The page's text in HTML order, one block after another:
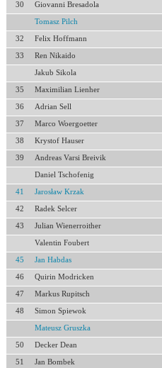
30 Giovanni Bresadola
Tomasz Pilch
32 Felix Hoffmann
33 Ren Nikaido
Jakub Sikola
35 Maximilian Lienher
36 Adrian Sell
37 Marco Woergoetter
38 Krystof Hauser
39 Andreas Varsi Breivik
Daniel Tschofenig
41 Jarosław Krzak
42 Radek Selcer
43 Julian Wienerroither
Valentin Foubert
45 Jan Habdas
46 Quirin Modricken
47 Markus Rupitsch
48 Simon Spiewok
Mateusz Gruszka
50 Decker Dean
51 Jan Bombek